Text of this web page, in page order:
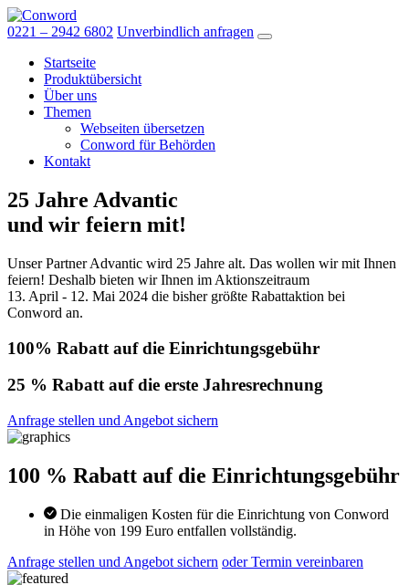
Skip
to
content
0221 – 2942 6802 Unverbindlich anfragen
Startseite
Produktübersicht
Über uns
Themen
Webseiten übersetzen
Conword für Behörden
Kontakt
25 Jahre Advantic
und wir feiern mit!
Unser Partner Advantic wird 25 Jahre alt. Das wollen wir mit Ihnen
feiern! Deshalb bieten wir Ihnen im Aktionszeitraum
13. April - 12. Mai 2024 die bisher größte Rabattaktion bei
Conword an.
100% Rabatt auf die Einrichtungsgebühr
25 % Rabatt auf die erste Jahresrechnung
Anfrage stellen und Angebot sichern
100 % Rabatt auf die Einrichtungsgebühr
Die einmaligen Kosten für die Einrichtung von Conword
in Höhe von 199 Euro entfallen vollständig.
Anfrage stellen und Angebot sichern oder Termin vereinbaren